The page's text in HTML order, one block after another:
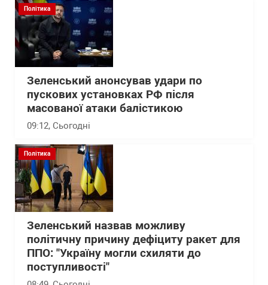
Політика
Зеленський анонсував удари по
пускових установках РФ після
масованої атаки балістикою
09:12, Сьогодні
Політика
Зеленський назвав можливу
політичну причину дефіциту ракет для
ППО: "Україну могли схиляти до
поступливості"